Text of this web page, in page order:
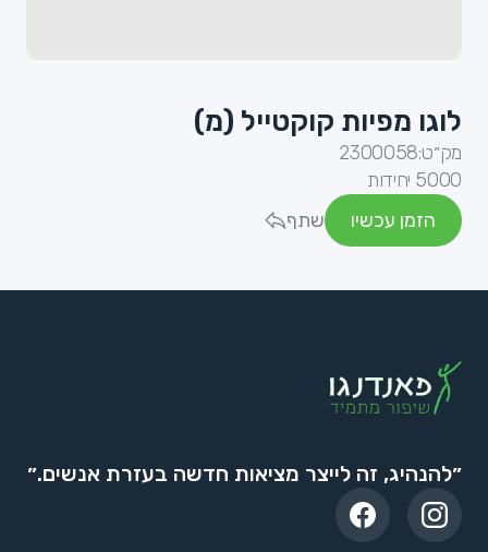
לוגו מפיות קוקטייל (מ)
מק״ט:2300058
5000 יחידות
הזמן עכשיו
שתף
״להנהיג, זה לייצר מציאות חדשה בעזרת אנשים.״